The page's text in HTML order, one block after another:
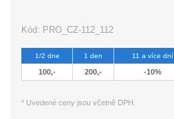
Kód: PRO_CZ-112_112
1/2 dne 1 den 11 a více dní
100,- 200,- -10%
* Uvedené ceny jsou včetně DPH.